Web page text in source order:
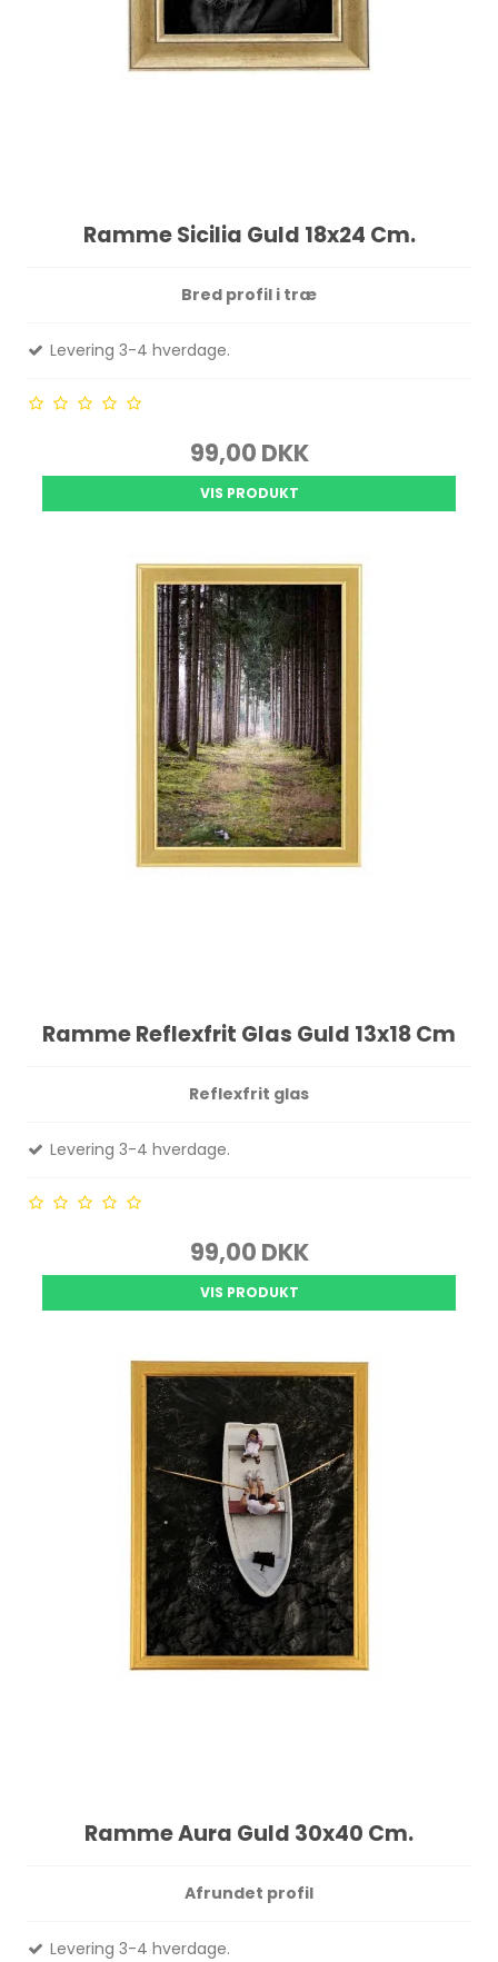
Ramme Sicilia Guld 18x24 Cm.
Bred profil i træ
Levering 3-4 hverdage.
99,00 DKK
VIS PRODUKT
Ramme Reflexfrit Glas Guld 13x18 Cm
Reflexfrit glas
Levering 3-4 hverdage.
99,00 DKK
VIS PRODUKT
Ramme Aura Guld 30x40 Cm.
Afrundet profil
Levering 3-4 hverdage.